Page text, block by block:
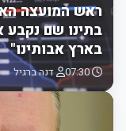
ראש המועצה
בתינו שם נקבע
בארץ אבותינו"
07:30 דנה ברגיל